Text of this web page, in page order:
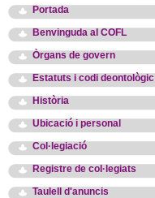
Portada
Benvinguda al COFL
Òrgans de govern
Estatuts i codi deontològic
Història
Ubicació i personal
Col·legiació
Registre de col·legiats
Taulell d'anuncis